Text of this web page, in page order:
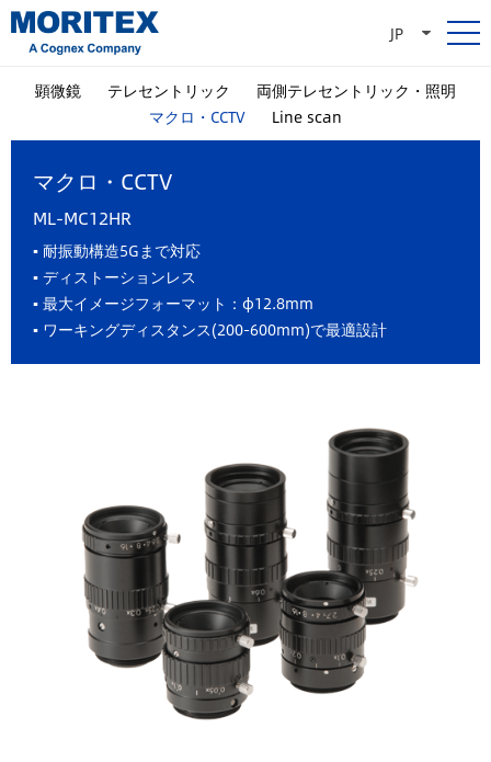
JP
顕微鏡 テレセントリック
両側テレセントリック・照明
マクロ・CCTV
Line scan
マクロ・CCTV
ML-MC12HR
▪ 耐振動構造5Gまで対応
▪ ディストーションレス
▪ 最大イメージフォーマット：φ12.8mm
▪ ワーキングディスタンス(200-600mm)で最適設計